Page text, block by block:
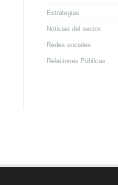
Estrategias
Noticias del sector
Redes sociales
Relaciones Públicas